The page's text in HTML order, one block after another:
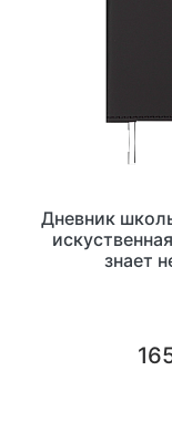
Дневник
знает